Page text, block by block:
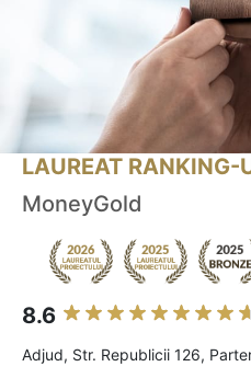
LAUREAT RANKING-
MoneyGold
8.6
Adjud, Str. Republicii 126,